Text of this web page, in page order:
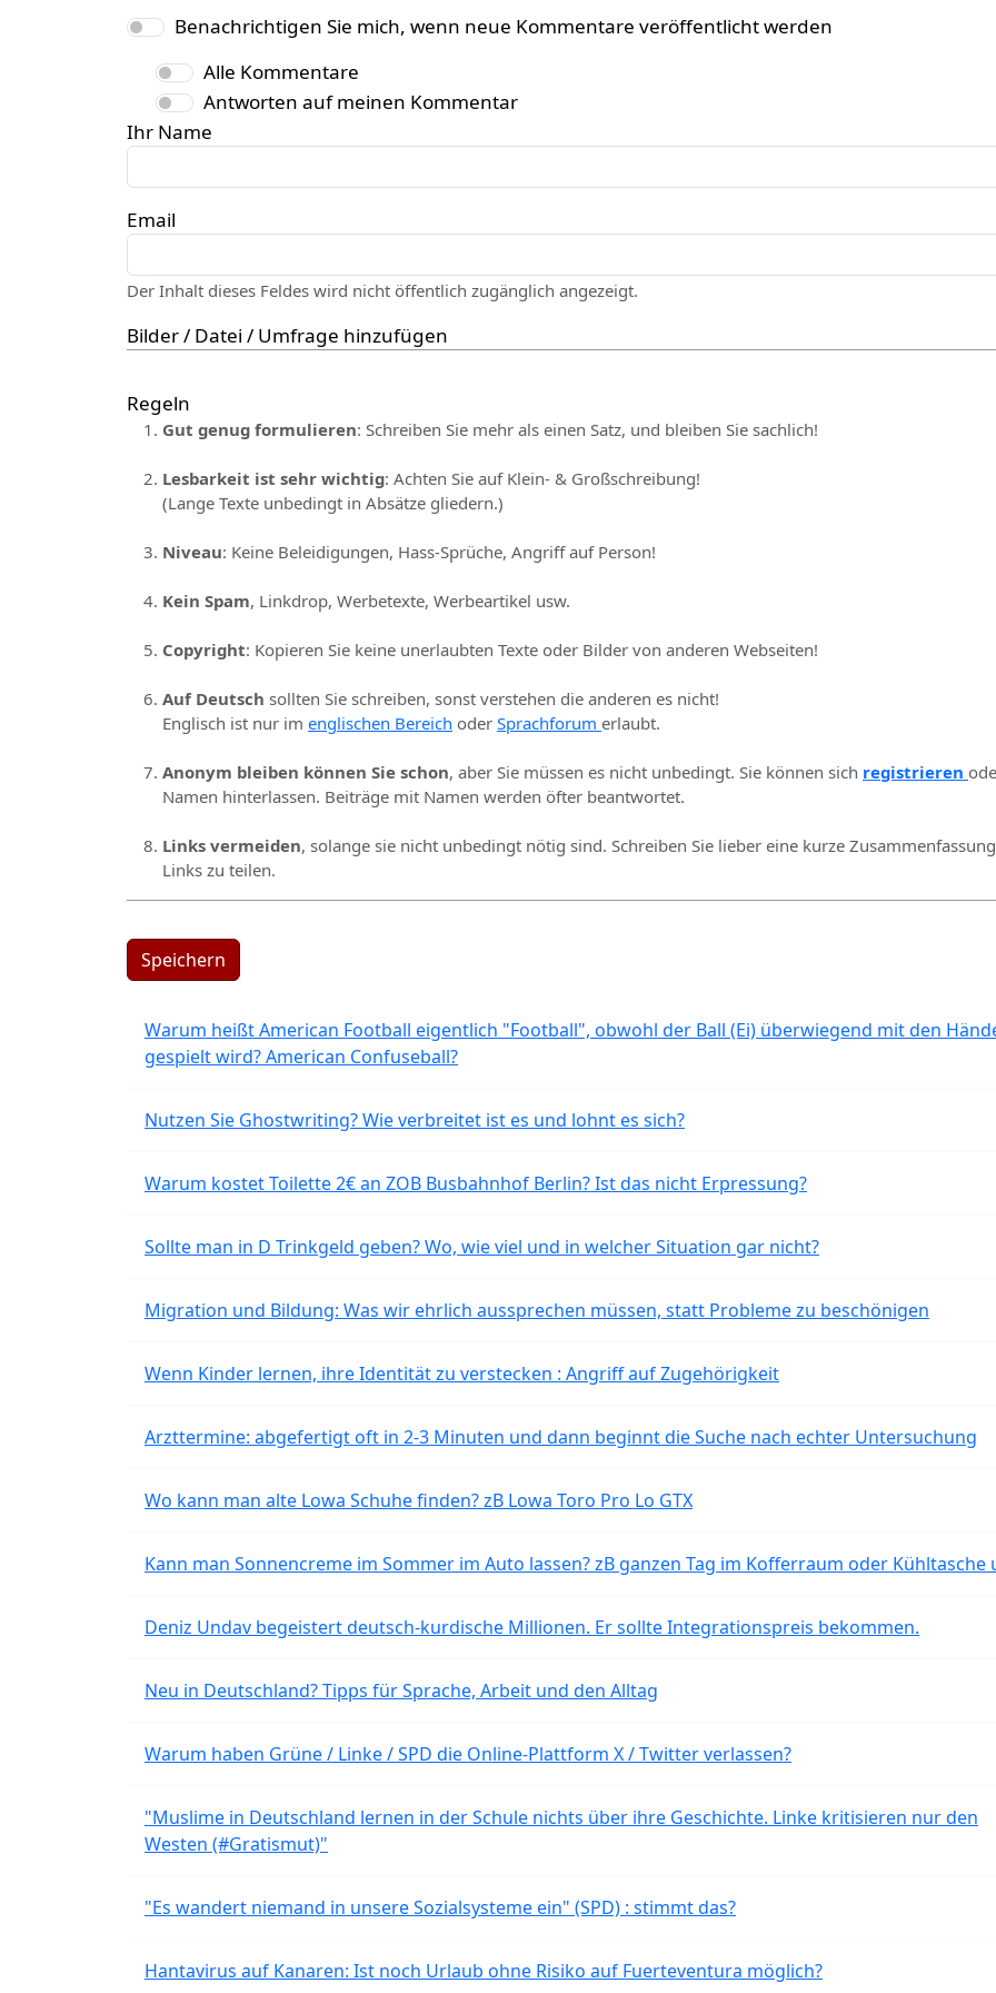
Benachrichtigen Sie mich, wenn neue Kommentare veröffentlicht werden
Alle Kommentare
Antworten auf meinen Kommentar
Ihr Name
Email
Der Inhalt dieses Feldes wird nicht öffentlich zugänglich angezeigt.
Bilder / Datei / Umfrage hinzufügen
Regeln
Gut genug formulieren: Schreiben Sie mehr als einen Satz, und bleiben Sie sachlich!
Lesbarkeit ist sehr wichtig: Achten Sie auf Klein- & Großschreibung!
(Lange Texte unbedingt in Absätze gliedern.)
Niveau: Keine Beleidigungen, Hass-Sprüche, Angriff auf Person!
Kein Spam, Linkdrop, Werbetexte, Werbeartikel usw.
Copyright: Kopieren Sie keine unerlaubten Texte oder Bilder von anderen Webseiten!
Auf Deutsch sollten Sie schreiben, sonst verstehen die anderen es nicht!
Englisch ist nur im englischen Bereich oder Sprachforum erlaubt.
Anonym bleiben können Sie schon, aber Sie müssen es nicht unbedingt. Sie können sich registrieren
Namen hinterlassen. Beiträge mit Namen werden öfter beantwortet.
Links vermeiden, solange sie nicht unbedingt nötig sind. Schreiben Sie lieber eine kurze
Links zu teilen.
Speichern
Warum heißt American Football eigentlich "Football", obwohl der Ball (Ei) überwiegend mit den
gespielt wird? American Confuseball?
Nutzen Sie Ghostwriting? Wie verbreitet ist es und lohnt es sich?
Warum kostet Toilette 2€ an ZOB Busbahnhof Berlin? Ist das nicht Erpressung?
Sollte man in D Trinkgeld geben? Wo, wie viel und in welcher Situation gar nicht?
Migration und Bildung: Was wir ehrlich aussprechen müssen, statt Probleme zu beschönigen
Wenn Kinder lernen, ihre Identität zu verstecken : Angriff auf Zugehörigkeit
Arzttermine: abgefertigt oft in 2-3 Minuten und dann beginnt die Suche nach echter Untersuchung
Wo kann man alte Lowa Schuhe finden? zB Lowa Toro Pro Lo GTX
Kann man Sonnencreme im Sommer im Auto lassen? zB ganzen Tag im Kofferraum oder Kühltasche
Deniz Undav begeistert deutsch-kurdische Millionen. Er sollte Integrationspreis bekommen.
Neu in Deutschland? Tipps für Sprache, Arbeit und den Alltag
Warum haben Grüne / Linke / SPD die Online-Plattform X / Twitter verlassen?
"Muslime in Deutschland lernen in der Schule nichts über ihre Geschichte. Linke kritisieren nur den
Westen (#Gratismut)"
"Es wandert niemand in unsere Sozialsysteme ein" (SPD) : stimmt das?
Hantavirus auf Kanaren: Ist noch Urlaub ohne Risiko auf Fuerteventura möglich?